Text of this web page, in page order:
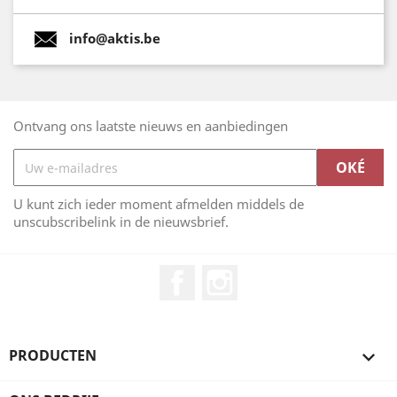
info@aktis.be
Ontvang ons laatste nieuws en aanbiedingen
U kunt zich ieder moment afmelden middels de
unscubscribelink in de nieuwsbrief.
PRODUCTEN 